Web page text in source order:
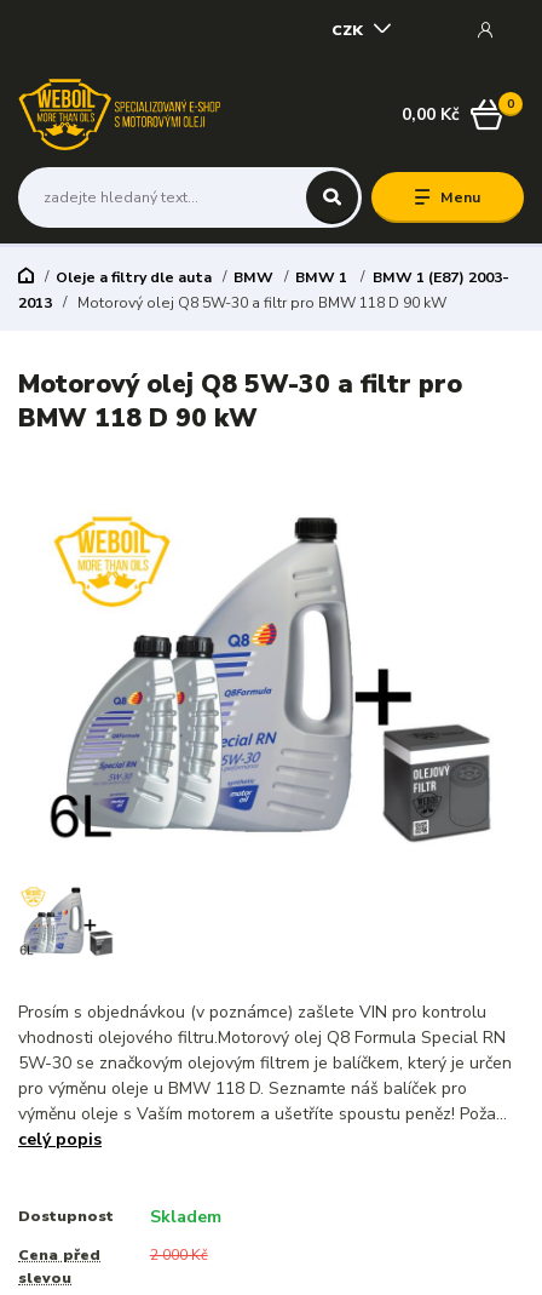
Menu
CZK
0
0,00 Kč
Oleje a filtry dle auta BMW BMW 1
BMW 1 (E87) 2003-
2013
Motorový olej Q8 5W-30 a filtr pro BMW 118 D 90 kW
Motorový olej Q8 5W-30 a filtr pro
BMW 118 D 90 kW
Prosím s objednávkou (v poznámce) zašlete VIN pro kontrolu
vhodnosti olejového filtru.Motorový olej Q8 Formula Special RN
5W-30 se značkovým olejovým filtrem je balíčkem, který je určen
pro výměnu oleje u BMW 118 D. Seznamte náš balíček pro
výměnu oleje s Vaším motorem a ušetříte spoustu peněz! Poža...
celý popis
Dostupnost Skladem
Cena před
slevou
2 000 Kč